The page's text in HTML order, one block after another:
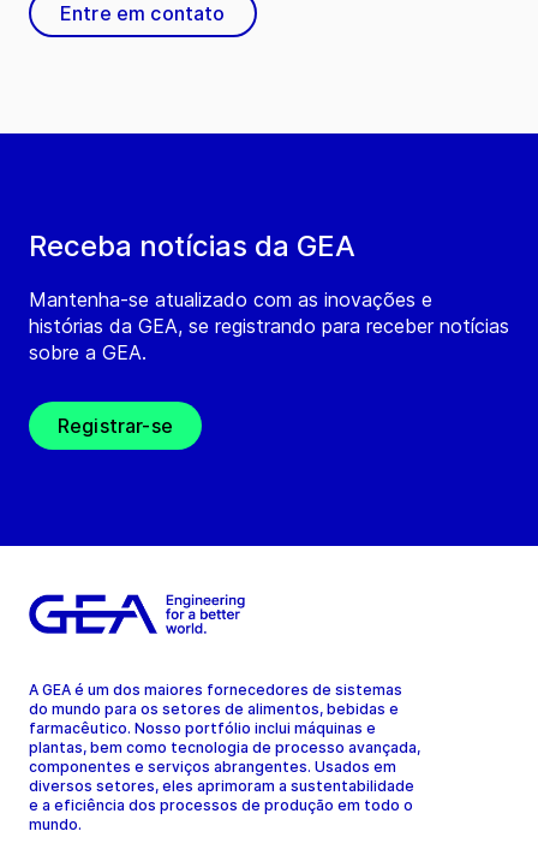
Receba notícias da GEA
Mantenha-se atualizado com as inovações e
histórias da GEA, se registrando para receber notícias
sobre a GEA.
Registrar-se
Entre em contato
A GEA é um dos maiores fornecedores de sistemas
do mundo para os setores de alimentos, bebidas e
farmacêutico. Nosso portfólio inclui máquinas e
plantas, bem como tecnologia de processo avançada,
componentes e serviços abrangentes. Usados em
diversos setores, eles aprimoram a sustentabilidade
e a eficiência dos processos de produção em todo o
mundo.